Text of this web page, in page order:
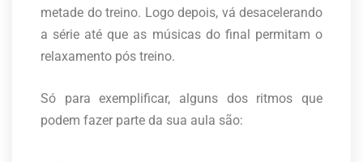
metade do treino. Logo depois, vá desacelerando
a série até que as músicas do final permitam o
relaxamento pós treino.
Só para exemplificar, alguns dos ritmos que
podem fazer parte da sua aula são: